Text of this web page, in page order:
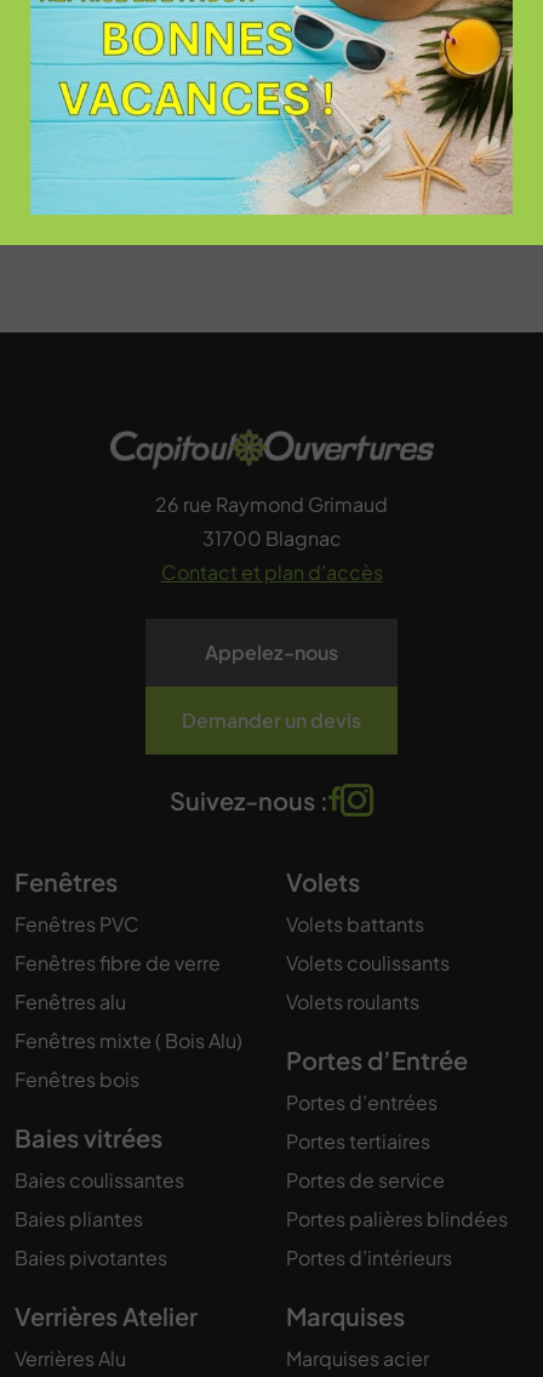
Pose
intégrée
Nous ne faisons pas appel
installer vos fenêtres
26 rue Raymond Grimaud
31700 Blagnac
Contact et plan d’accès
Appelez-nous
Demander un devis
Suivez-nous :
Fenêtres
Fenêtres PVC
Fenêtres fibre de verre
Fenêtres alu
Fenêtres mixte ( Bois Alu)
Fenêtres bois
Baies vitrées
Baies coulissantes
Baies pliantes
Baies pivotantes
Verrières Atelier
Verrières Alu
Volets
Volets battants
Volets coulissants
Volets roulants
Portes d’Entrée
Portes d’entrées
Portes tertiaires
Portes de service
Portes palières blindées
Portes d’intérieurs
Marquises
Marquises acier